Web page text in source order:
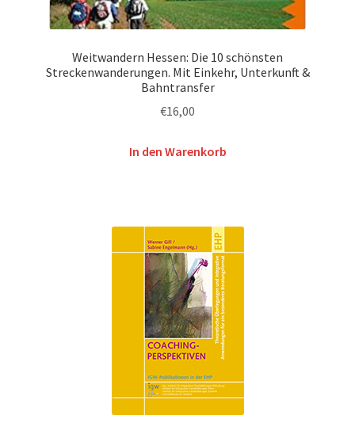
Weitwandern Hessen: Die 10 schönsten
Streckenwanderungen. Mit Einkehr, Unterkunft &
Bahntransfer
€16,00
In den Warenkorb